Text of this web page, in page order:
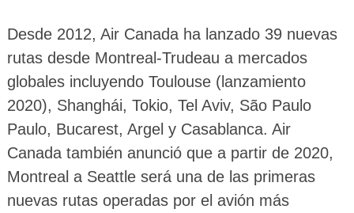
Desde 2012, Air Canada ha lanzado 39 nuevas
rutas desde Montreal-Trudeau a mercados
globales incluyendo Toulouse (lanzamiento
2020), Shanghái, Tokio, Tel Aviv, São Paulo
Paulo, Bucarest, Argel y Casablanca. Air
Canada también anunció que a partir de 2020,
Montreal a Seattle será una de las primeras
nuevas rutas operadas por el avión más